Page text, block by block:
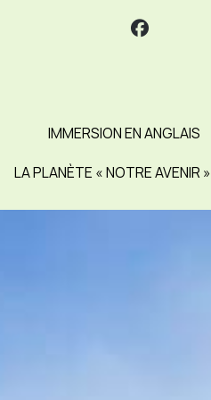
IMMERSION EN ANGLAIS
LA PLANÈTE « NOTRE AVENIR »